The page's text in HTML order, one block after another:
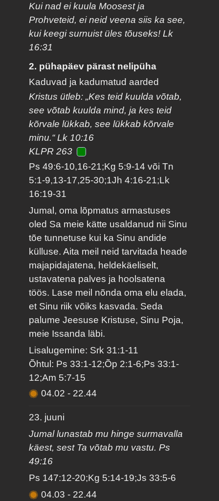
Kui nad ei kuula Moosest ja
Prohveteid, ei neid veena siis ka see,
kui keegi surnuist üles tõuseks! Lk
16:31
2. pühapäev pärast nelipüha
Kaduvad ja kadumatud aarded
Kristus ütleb: „Kes teid kuulda võtab,
see võtab kuulda mind, ja kes teid
kõrvale lükkab, see lükkab kõrvale
minu.“ Lk 10:16
KLPR 263
Ps 49:6-10,16-21;Kg 5:9-14 või Tn
5:1-9,13-17,25-30;1Jh 4:16-21;Lk
16:19-31
Jumal, oma lõpmatus armastuses
oled Sa meie kätte usaldanud nii Sinu
tõe tunnetuse kui ka Sinu andide
külluse. Aita meil neid tarvitada heade
majapidajatena, heldekäeliselt,
ustavatena palves ja hoolsatena
töös. Lase meil nõnda oma elu elada,
et Sinu riik võiks kasvada. Seda
palume Jeesuse Kristuse, Sinu Poja,
meie Issanda läbi.
Lisalugemine: Srk 31:1-11
Õhtul: Ps 33:1-12;Õp 2:1-6;Ps 33:1-
12;Am 5:7-15
04.02- 22.44
23. juuni
Jumal lunastab mu hinge surmavalla
käest, sest Ta võtab mu vastu. Ps
49:16
Ps 147:12-20;Kg 5:14-19;Js 33:5-6
04.03- 22.44